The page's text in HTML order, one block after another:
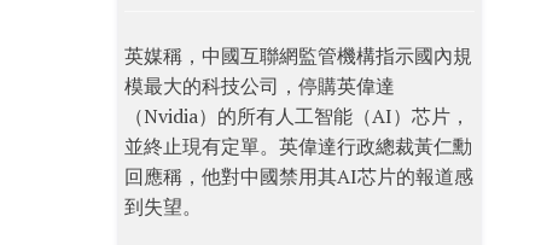
英媒稱，中國互聯網監管機構指示國內規
模最大的科技公司，停購英偉達
（Nvidia）的所有人工智能（AI）芯片，
並終止現有定單。英偉達行政總裁黃仁勳
回應稱，他對中國禁用其AI芯片的報道感
到失望。